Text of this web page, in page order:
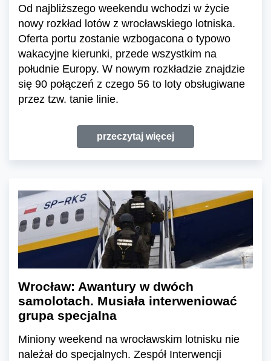
Od najbliższego weekendu wchodzi w życie
nowy rozkład lotów z wrocławskiego lotniska.
Oferta portu zostanie wzbogacona o typowo
wakacyjne kierunki, przede wszystkim na
południe Europy. W nowym rozkładzie znajdzie
się 90 połączeń z czego 56 to loty obsługiwane
przez tzw. tanie linie.
przeczytaj więcej
Wrocław: Awantury w dwóch
samolotach. Musiała interweniować
grupa specjalna
Miniony weekend na wrocławskim lotnisku nie
należał do specjalnych. Zespół Interwencji